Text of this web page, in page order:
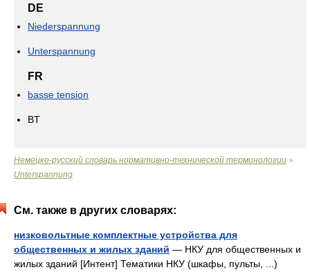
DE
Niederspannung
Unterspannung
FR
basse tension
BT
Немецко-русский словарь нормативно-технической терминологии >
Unterspannung
См. также в других словарях:
низковольтные комплектные устройства для
общественных и жилых зданий — НКУ для общественных и
жилых зданий [Интент] Тематики НКУ (шкафы, пульты, ...)